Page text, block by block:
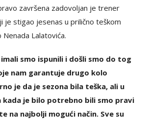
završena zadovoljan je trener
je stigao jesenas u prilično teškom
Lalаtovića.
smo ispunili i došli smo do tog
nam garantuje drugo kolo
je da je sezona bila teška, ali u
kada je bilo potrebno bili smo pravi
na najbolji mogući način. Sve su